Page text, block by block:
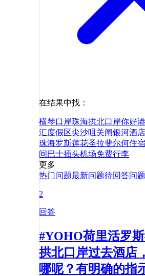
在结果中找：
横琴口岸珠海拱北口岸你好
汇度假区尖沙咀 关闸银河酒店
珠海罗斯莲花圣拉斐尔何住宿
间 巴士插头机场免费行李
更多
热门问题最新问题待回答问题
2
回答
#YOHO荷里活罗
拱北口岸过去酒店
哪呢？有明确的指